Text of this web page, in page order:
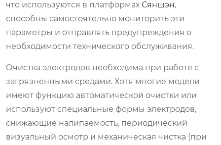
что используются в платформах Сяншэн,
способны самостоятельно мониторить эти
параметры и отправлять предупреждения о
необходимости технического обслуживания.
Очистка электродов необходима при работе с
загрязненными средами. Хотя многие модели
имеют функцию автоматической очистки или
используют специальные формы электродов,
снижающие налипаемость, периодический
визуальный осмотр и механическая чистка (при